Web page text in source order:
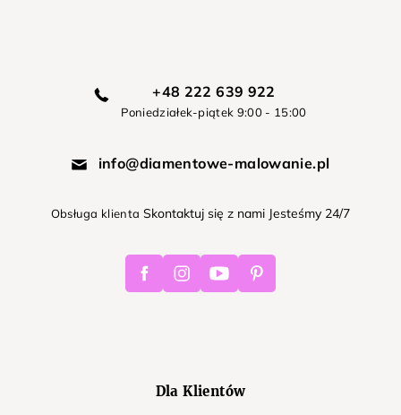
+48 222 639 922
Poniedziałek-piątek 9:00 - 15:00
info@diamentowe-malowanie.pl
Obsługa klienta Skontaktuj się z nami Jesteśmy 24/7
FacebookInstagramYoutube Pinterest
Dla Klientów